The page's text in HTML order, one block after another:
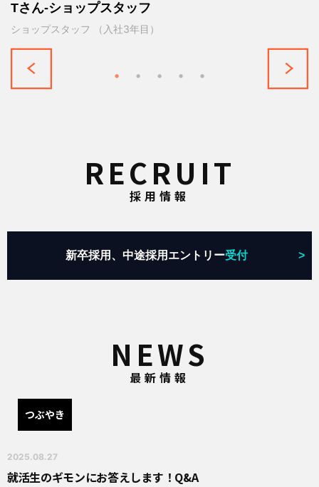
Tさん-ショップスタッフ
ショップスタッフ （入社3年目）
RECRUIT
採用情報
新卒採用、中途採用エントリー受付 >
NEWS
最新情報
つぶやき
2025.08.27
就活生のギモンにお答えします！Q&A